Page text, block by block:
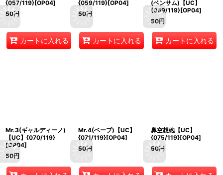
{057/119}[OP04]
50円
カートに入れる
{059/119}[OP04]
50円
カートに入れる
(ベンサム)【UC】
{069/119}[OP04]
50円
カートに入れる
Mr.3(ギャルディーノ)
【UC】{070/119}
[OP04]
50円
Mr.4(ベーブ)【UC】
{071/119}[OP04]
50円
鼻空想砲【UC】
{075/119}[OP04]
50円